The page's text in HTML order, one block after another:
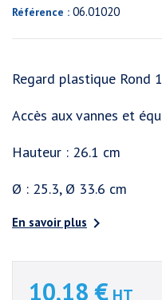
Référence : 06.01020
Regard plastique Rond
Accès aux vannes et
Hauteur : 26.1 cm
Ø : 25.3, Ø 33.6 cm
En savoir plus 
10,18 € HT